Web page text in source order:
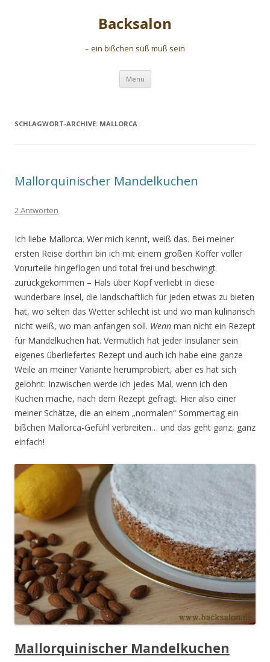
Backsalon
– ein bißchen süß muß sein
Menü Zum
springen
SCHLAGWORT-ARCHIVE: MALLORCA
Mallorquinischer Mandelkuchen
2 Antworten
Ich liebe Mallorca. Wer mich kennt, weiß das. Bei meiner
ersten Reise dorthin bin ich mit einem großen Koffer voller
Vorurteile hingeflogen und total frei und beschwingt
zurückgekommen – Hals über Kopf verliebt in diese
wunderbare Insel, die landschaftlich für jeden etwas zu bieten
hat, wo selten das Wetter schlecht ist und wo man kulinarisch
nicht weiß, wo man anfangen soll. Wenn man nicht ein Rezept
für Mandelkuchen hat. Vermutlich hat jeder Insulaner sein
eigenes überliefertes Rezept und auch ich habe eine ganze
Weile an meiner Variante herumprobiert, aber es hat sich
gelohnt: Inzwischen werde ich jedes Mal, wenn ich den
Kuchen mache, nach dem Rezept gefragt. Hier also einer
meiner Schätze, die an einem „normalen“ Sommertag ein
bißchen Mallorca-Gefühl verbreiten… und das geht ganz, ganz
einfach!
Mallorquinischer Mandelkuchen